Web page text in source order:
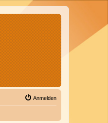
Anmelden